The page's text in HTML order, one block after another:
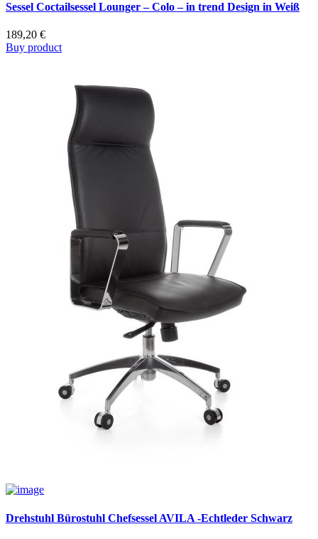
Sessel Coctailsessel Lounger – Colo – in trend Design in Weiß
189,20 €
Buy product
Drehstuhl Bürostuhl Chefsessel AVILA -Echtleder Schwarz